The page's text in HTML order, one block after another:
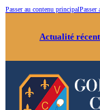
Passer au contenu principalPasser
Actualité